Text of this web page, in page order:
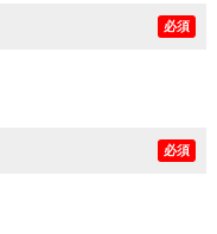
必須
必須